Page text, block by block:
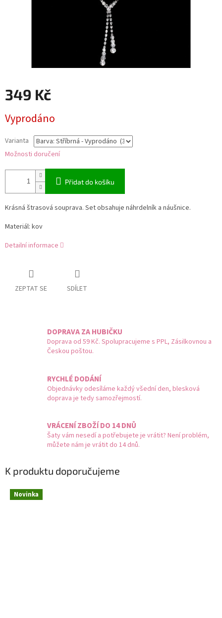
349 Kč
cena:
Vyprodáno
Varianta
Možnosti doručení
Přidat do košíku
Krásná štrasová souprava. Set obsahuje náhrdelník a náušnice.
Materiál: kov
Detailní informace
ZEPTAT SE SDÍLET
DOPRAVA ZA HUBIČKU
Doprava od 59 Kč. Spolupracujeme s PPL, Zásilkovnou a
Českou poštou.
RYCHLÉ DODÁNÍ
Objednávky odesíláme každý všední den, blesková
doprava je tedy samozřejmostí.
VRÁCENÍ ZBOŽÍ DO 14 DNŮ
Šaty vám nesedí a potřebujete je vrátit? Není problém,
můžete nám je vrátit do 14 dnů.
K produktu doporučujeme
Novinka